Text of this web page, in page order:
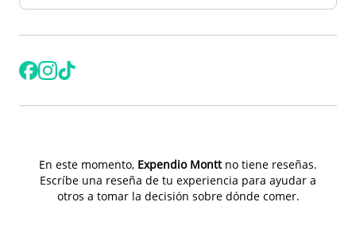
En este momento, Expendio Montt no tiene reseñas.
Escríbe una reseña de tu experiencia para ayudar a
otros a tomar la decisión sobre dónde comer.